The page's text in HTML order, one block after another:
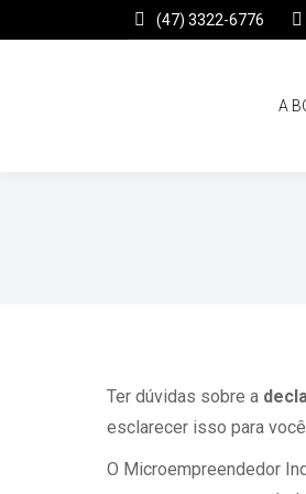
(47) 3322-6776
A
Ter dúvidas sobre a
esclarecer isso para
O Microempreendedor